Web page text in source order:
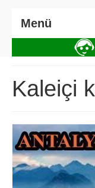
Menü
Anasayfa
Hakkımızda
İstanbul Karot
Beton Delme
Elmaslı
Hizmetlerimiz
Kaleiçi